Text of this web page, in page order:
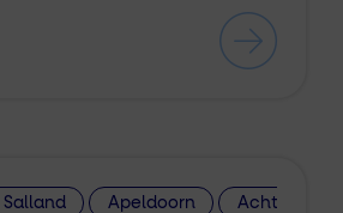
Salland Apeldoorn Achterhoek